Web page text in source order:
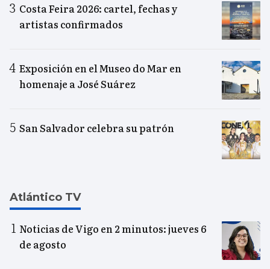
Costa Feira 2026: cartel, fechas y
artistas confirmados
Exposición en el Museo do Mar en
homenaje a José Suárez
San Salvador celebra su patrón
Atlántico TV
Noticias de Vigo en 2 minutos: jueves 6
de agosto